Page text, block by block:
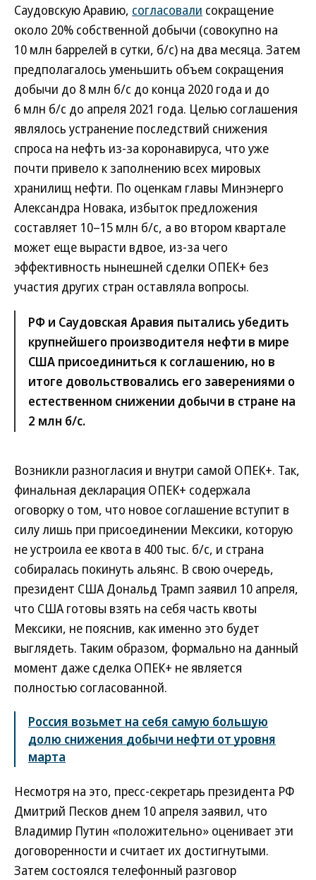
Саудовскую Аравию, согласовали сокращение
около 20% собственной добычи (совокупно на
10 млн баррелей в сутки, б/с) на два месяца. Затем
предполагалось уменьшить объем сокращения
добычи до 8 млн б/с до конца 2020 года и до
6 млн б/с до апреля 2021 года. Целью соглашения
являлось устранение последствий снижения
спроса на нефть из-за коронавируса, что уже
почти привело к заполнению всех мировых
хранилищ нефти. По оценкам главы Минэнерго
Александра Новака, избыток предложения
составляет 10–15 млн б/с, а во втором квартале
может еще вырасти вдвое, из-за чего
эффективность нынешней сделки ОПЕК+ без
участия других стран оставляла вопросы.
РФ и Саудовская Аравия пытались убедить
крупнейшего производителя нефти в мире
США присоединиться к соглашению, но в
итоге довольствовались его заверениями о
естественном снижении добычи в стране на
2 млн б/с.
Возникли разногласия и внутри самой ОПЕК+. Так,
финальная декларация ОПЕК+ содержала
оговорку о том, что новое соглашение вступит в
силу лишь при присоединении Мексики, которую
не устроила ее квота в 400 тыс. б/с, и страна
собиралась покинуть альянс. В свою очередь,
президент США Дональд Трамп заявил 10 апреля,
что США готовы взять на себя часть квоты
Мексики, не пояснив, как именно это будет
выглядеть. Таким образом, формально на данный
момент даже сделка ОПЕК+ не является
полностью согласованной.
Россия возьмет на себя самую большую
долю снижения добычи нефти от уровня
марта
Несмотря на это, пресс-секретарь президента РФ
Дмитрий Песков днем 10 апреля заявил, что
Владимир Путин «положительно» оценивает эти
договоренности и считает их достигнутыми.
Затем состоялся телефонный разговор